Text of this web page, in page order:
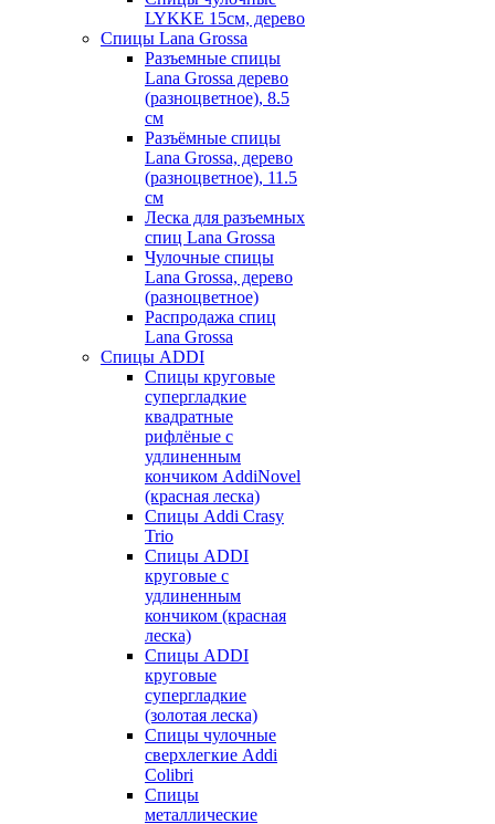
LYKKE 15см, дерево
Спицы Lana Grossa
Разъемные спицы
Lana Grossa дерево
(разноцветное), 8.5
см
Разъёмные спицы
Lana Grossa, дерево
(разноцветное), 11.5
см
Леска для разъемных
спиц Lana Grossa
Чулочные спицы
Lana Grossa, дерево
(разноцветное)
Распродажа спиц
Lana Grossa
Спицы ADDI
Спицы круговые
супергладкие
квадратные
рифлёные с
удлиненным
кончиком AddiNovel
(красная леска)
Спицы Addi Crasy
Trio
Спицы ADDI
круговые с
удлиненным
кончиком (красная
леска)
Спицы ADDI
круговые
супергладкие
(золотая леска)
Спицы чулочные
сверхлегкие Addi
Colibri
Спицы
металлические